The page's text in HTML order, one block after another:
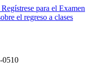
para el Examen
el regreso a clases
0510